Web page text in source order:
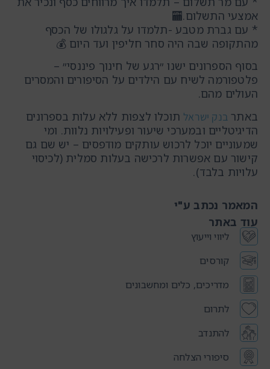
המאמר נכתב ע"י
עוד באתר
ליווי וייעוץ
קורסים
מדריכים, כלים ומחשבונים
לתרום
להתנדב
סיפורי הצלחה
אמצעי התשלום.🏧
* ⁠עם גברת מטבע -תלמדו על גלגולו של הכסף
מהתקופה שבה היה סחר חליפין ועד היום 💰
בסוף הספרונים ישנו ״רגע של חינוך פיננסי״ –
פלטפורמה לשיח עם הילדים על הסיפורים והמסרים
העולים מהם.
באתר בנק ישראל תוכלו לצפות ללא עלות בספרונים
הדיגיטליים ובמערכי שיעור ופעילויות נלוות. ומי
שמעוניים יוכל לרכוש עותקים מודפסים – יש שם גם
קישור עם אפשרות לרכישה בעלות סמלית (לכיסוי
עלויות בלבד).